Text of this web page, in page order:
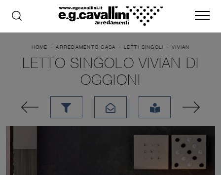
HOME -ARREDAMENTO CASA - LETTI SINGOLI - VIVIAN
LETTO SINGOLO VIVIAN DI
OGGIONI